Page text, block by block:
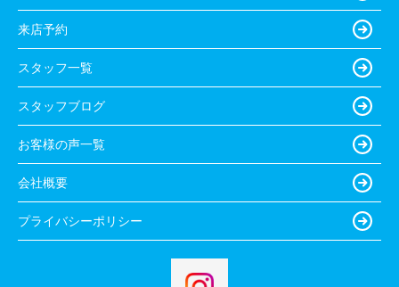
来店予約
スタッフ一覧
スタッフブログ
お客様の声一覧
会社概要
プライバシーポリシー